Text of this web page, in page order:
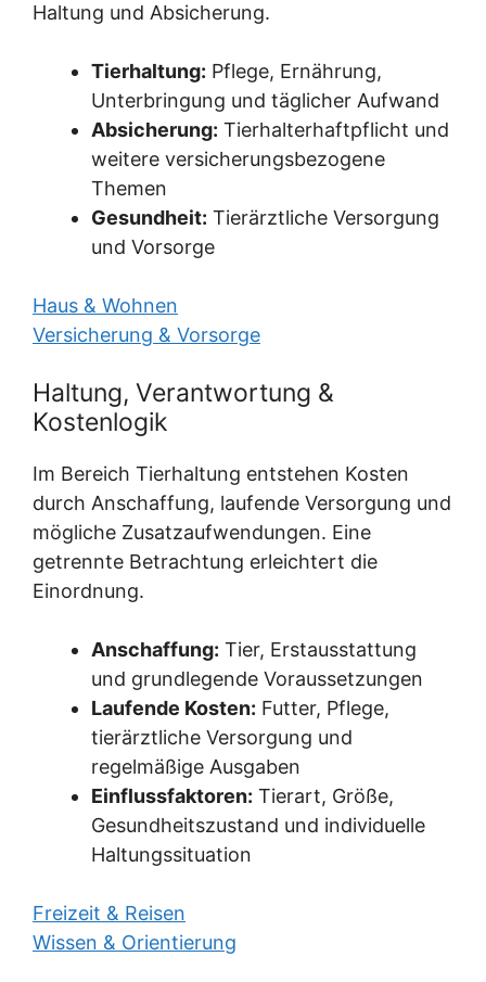
Haltung und Absicherung.
Tierhaltung: Pflege, Ernährung,
Unterbringung und täglicher Aufwand
Absicherung: Tierhalterhaftpflicht und
weitere versicherungsbezogene
Themen
Gesundheit: Tierärztliche Versorgung
und Vorsorge
Haus & Wohnen
Versicherung & Vorsorge
Haltung, Verantwortung &
Kostenlogik
Im Bereich Tierhaltung entstehen Kosten
durch Anschaffung, laufende Versorgung und
mögliche Zusatzaufwendungen. Eine
getrennte Betrachtung erleichtert die
Einordnung.
Anschaffung: Tier, Erstausstattung
und grundlegende Voraussetzungen
Laufende Kosten: Futter, Pflege,
tierärztliche Versorgung und
regelmäßige Ausgaben
Einflussfaktoren: Tierart, Größe,
Gesundheitszustand und individuelle
Haltungssituation
Freizeit & Reisen
Wissen & Orientierung